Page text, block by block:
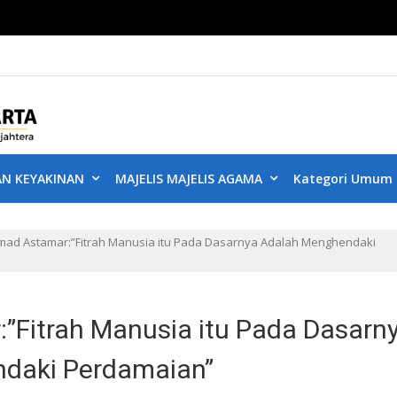
FKUB DKI
KEYAKINAN MAJELIS MAJELIS AGAMA Kategori Umum
Astamar:”Fitrah Manusia itu Pada Dasarnya Adalah Menghendaki
Manusia itu Pada
Perdamaian”